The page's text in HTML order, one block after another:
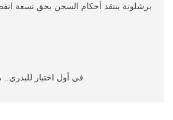
برشلونة ينتقد أحكام السجن بحق تسعة
في أول اختبار للبدري..